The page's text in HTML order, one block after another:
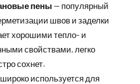
пены — популярный
швов и заделки
хорошими тепло- и
свойствами, легко
сохнет.
используется для